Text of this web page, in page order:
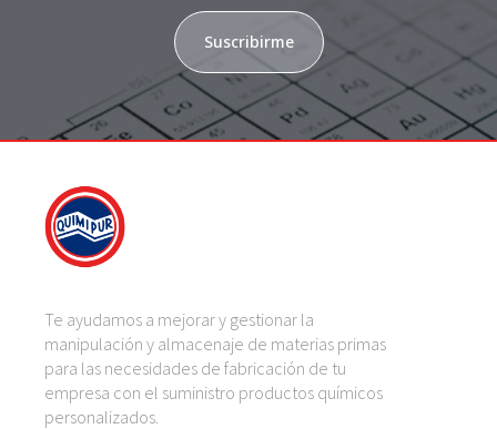
Suscribirme
Te ayudamos a mejorar y gestionar la
manipulación y almacenaje de materias primas
para las necesidades de fabricación de tu
empresa con el suministro productos químicos
personalizados.